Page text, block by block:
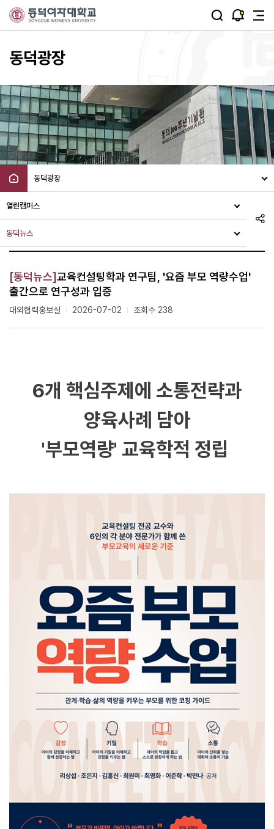
주메뉴 바로가기
본문 바로가기
동덕광장
동덕광장
열린캠퍼스
동덕뉴스
동덕뉴스
[동덕뉴스]교육컨설팅학과 연구팀, '요즘 부모 역량수업'
출간으로 연구성과 입증
대외협력홍보실 2026-07-02 조회수 238
6개 핵심주제에 소통전략과
양육사례 담아
'부모역량' 교육학적 정립